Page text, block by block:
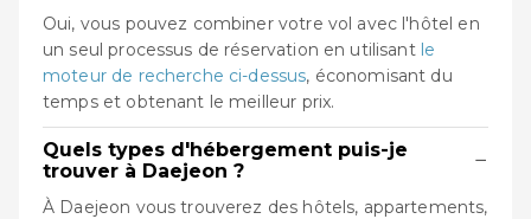
Oui, vous pouvez combiner votre vol avec l'hôtel en
un seul processus de réservation en utilisant le
moteur de recherche ci-dessus, économisant du
temps et obtenant le meilleur prix.
Quels types d'hébergement puis-je
trouver à Daejeon ?
−
À Daejeon vous trouverez des hôtels, appartements,